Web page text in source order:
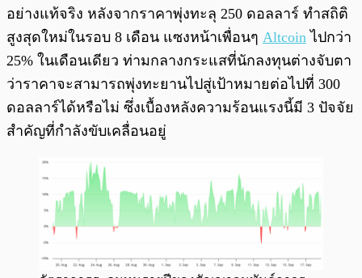
อย่างแท้จริง หลังจากราคาพุ่งทะลุ 250 ดอลลาร์ ทำสถิติ
สูงสุดใหม่ในรอบ 8 เดือน แซงหน้าเพื่อนๆ Altcoin ไปกว่า
25% ในเดือนเดียว ท่ามกลางกระแสที่นักลงทุนต่างจับตา
ว่าราคาจะสามารถพุ่งทะยานไปสู่เป้าหมายต่อไปที่ 300
ดอลลาร์ได้หรือไม่ ซึ่งเบื้องหลังความร้อนแรงนี้มี 3 ปัจจัย
สำคัญที่กำลังขับเคลื่อนอยู่